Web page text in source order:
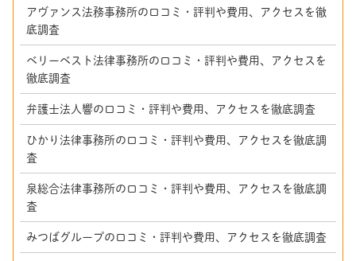
アヴァンス法務事務所の口コミ・評判や費用、アクセスを徹
底調査
ベリーベスト法律事務所の口コミ・評判や費用、アクセスを
徹底調査
弁護士法人響の口コミ・評判や費用、アクセスを徹底調査
ひかり法律事務所の口コミ・評判や費用、アクセスを徹底調
査
泉総合法律事務所の口コミ・評判や費用、アクセスを徹底調
査
みつばグループの口コミ・評判や費用、アクセスを徹底調査